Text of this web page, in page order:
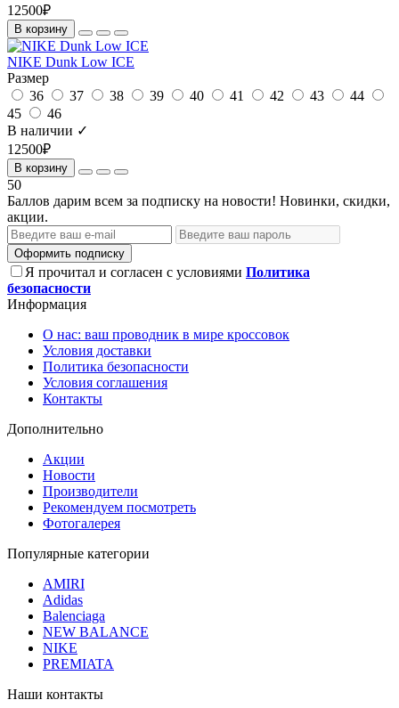
12500₽
В корзину
NIKE Dunk Low ICE
Размер
36
37 38 39 40 41 42 43
44
45
46
В наличии ✓
12500₽
В корзину
50
Баллов дарим всем за подписку на новости! Новинки, скидки,
акции.
Оформить подписку
Я прочитал и согласен с условиями Политика
безопасности
Информация
О нас: ваш проводник в мире кроссовок
Условия доставки
Политика безопасности
Условия соглашения
Контакты
Дополнительно
Акции
Новости
Производители
Рекомендуем посмотреть
Фотогалерея
Популярные категории
AMIRI
Adidas
Balenciaga
NEW BALANCE
NIKE
PREMIATA
Наши контакты